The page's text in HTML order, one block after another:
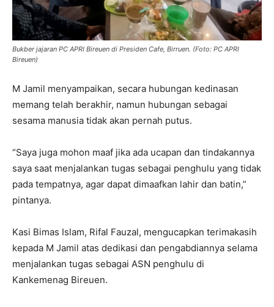
Bukber jajaran PC APRI Bireuen di Presiden Cafe, Birruen. (Foto: PC APRI
Bireuen)
M Jamil menyampaikan, secara hubungan kedinasan
memang telah berakhir, namun hubungan sebagai
sesama manusia tidak akan pernah putus.
“Saya juga mohon maaf jika ada ucapan dan tindakannya
saya saat menjalankan tugas sebagai penghulu yang tidak
pada tempatnya, agar dapat dimaafkan lahir dan batin,”
pintanya.
Kasi Bimas Islam, Rifal Fauzal, mengucapkan terimakasih
kepada M Jamil atas dedikasi dan pengabdiannya selama
menjalankan tugas sebagai ASN penghulu di
Kankemenag Bireuen.